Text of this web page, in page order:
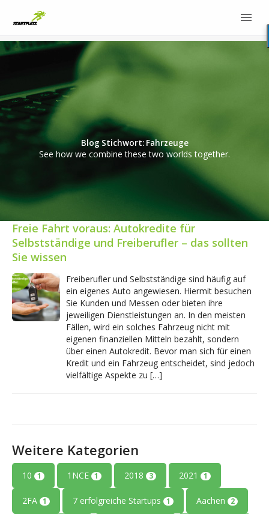
Blog Stichwort: Fahrzeuge
See how we combine these two worlds together.
Freie Fahrt voraus: Autokredite für
Selbstständige und Freiberufler – das sollten
Sie wissen
Freiberufler und Selbstständige sind häufig auf
ein eigenes Auto angewiesen. Hiermit besuchen
Sie Kunden und Messen oder bieten ihre
jeweiligen Dienstleistungen an. In den meisten
Fällen, wird ein solches Fahrzeug nicht mit
eigenen finanziellen Mitteln bezahlt, sondern
über einen Autokredit. Bevor man sich für einen
Kredit und ein Fahrzeug entscheidet, sind jedoch
vielfältige Aspekte zu […]
Weitere Kategorien
10 1 1NCE 1 2018 3 2021 1
2FA 1 7 erfolgreiche Startups 1 Aachen 2